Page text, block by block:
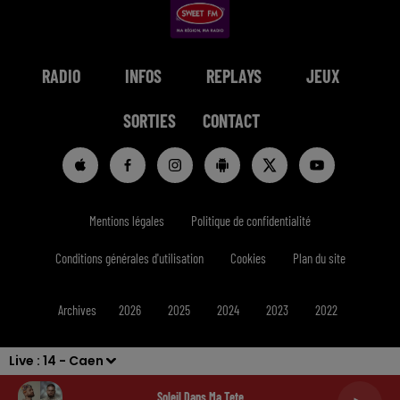
Live : 14 - Caen
Soleil Dans Ma Tete
RADIO INFOS REPLAYS JEUX
SORTIES CONTACT
Mentions légales Politique de confidentialité
Conditions générales d'utilisation Cookies Plan du site
Archives 2026 2025 2024 2023 2022